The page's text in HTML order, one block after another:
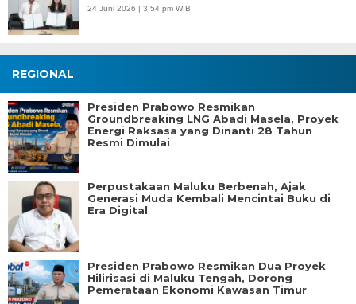
24 Juni 2026 | 3:54 pm WIB
REGIONAL
Presiden Prabowo Resmikan
Groundbreaking LNG Abadi Masela, Proyek
Energi Raksasa yang Dinanti 28 Tahun
Resmi Dimulai
Perpustakaan Maluku Berbenah, Ajak
Generasi Muda Kembali Mencintai Buku di
Era Digital
Presiden Prabowo Resmikan Dua Proyek
Hilirisasi di Maluku Tengah, Dorong
Pemerataan Ekonomi Kawasan Timur